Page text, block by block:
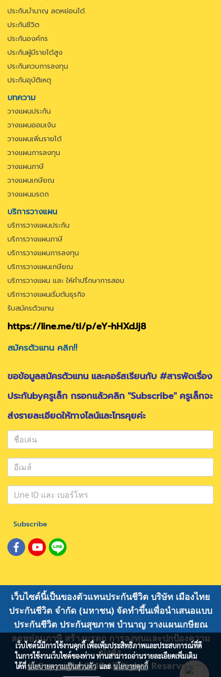
ประกันบำนาญ ลดหย่อนได้
ประกันชีวิต
ประกันองค์กร
ประกันผู้มีรายได้สูง
ประกันควบการลงทุน
ประกันอุบัติเหตุ
บทความ
วางแผนประกัน
วางแผนออมเงิน
วางแผนเพิ่มรายได้
วางแผนการลงทุน
วางแผนภาษี
วางแผนเกษียณ
วางแผนมรดก
บริการวางแผน
บริการวางแผนประกัน
บริการวางแผนภาษี
บริการวางแผนการลงทุน
บริการวางแผนเกษียณ
บริการวางแผน และ ให้คำปรึกษาการสอบ
บริการวางแผนเริ่มต้นธุรกิจ
รับสมัครตัวแทน
https://line.me/ti/p/eY-hHXdJj8
สมัครตัวแทน คลิก!!
ขอข้อมูลสมัครตัวแทน และคอร์สเรียนกับ #สารพัดเรื่อง
ประกันbyครูเล็ก กรอกแล้วคลิก "Subscribe" ครูเล็กจะ
ส่งรายละเอียดให้ทางไลน์และโทรคุยค่ะ
Subscribe
เว็บไซต์นี้เป็นของตัวแทนประกันชีวิต บริษัท เมืองไทย
ประกันชีวิต จำกัด (มหาชน) จัดทำขึ้นเพื่อนำเสนอแบบ
ประกันชีวิต ประกันสุขภาพ บำนาญ วางแผนเกษียณ
ลดหย่อนภาษี สร้างมรดก การลงทุนและปกป้องความ
มั่งคั่ง
@ Copyright 2017 All Rights Reserved.
เว็บไซต์นี้มีการใช้งานคุกกี้ เพื่อเพิ่มประสิทธิภาพและประสบการณ์ที่ดี
ในการใช้งานเว็บไซต์ของท่าน ท่านสามารถอ่านรายละเอียดเพิ่มเติม
ได้ที่นโยบายความเป็นส่วนตัวและนโยบายคุกกี้